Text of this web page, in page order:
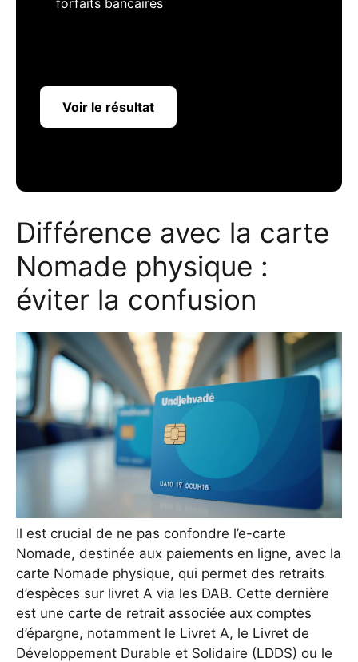
Voir le résultat
Différence avec la carte
Nomade physique :
éviter la confusion
Il est crucial de ne pas confondre l’e-carte
Nomade, destinée aux paiements en ligne, avec la
carte Nomade physique, qui permet des retraits
d’espèces sur livret A via les DAB. Cette dernière
est une carte de retrait associée aux comptes
d’épargne, notamment le Livret A, le Livret de
Développement Durable et Solidaire (LDDS) ou le